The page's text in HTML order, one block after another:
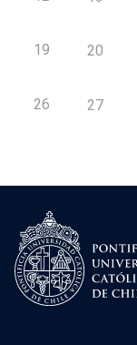
19 20
26 27